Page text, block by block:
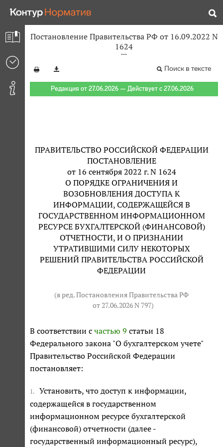
Постановление Правительства РФ от 16.09.2022 N
1624
Поиск в тексте
Редакция от 27.06.2026 — Действует с 27.06.2026
ПРАВИТЕЛЬСТВО РОССИЙСКОЙ ФЕДЕРАЦИИ
ПОСТАНОВЛЕНИЕ
от 16 сентября 2022 г. N 1624
О ПОРЯДКЕ ОГРАНИЧЕНИЯ И
ВОЗОБНОВЛЕНИЯ ДОСТУПА К
ИНФОРМАЦИИ, СОДЕРЖАЩЕЙСЯ В
ГОСУДАРСТВЕННОМ ИНФОРМАЦИОННОМ
РЕСУРСЕ БУХГАЛТЕРСКОЙ (ФИНАНСОВОЙ)
ОТЧЕТНОСТИ, И О ПРИЗНАНИИ
УТРАТИВШИМИ СИЛУ НЕКОТОРЫХ
РЕШЕНИЙ ПРАВИТЕЛЬСТВА РОССИЙСКОЙ
ФЕДЕРАЦИИ
(в ред. Постановления Правительства РФ
от 27.06.2026 N 797)
В соответствии с частью 9 статьи 18
Федерального закона "О бухгалтерском учете"
Правительство Российской Федерации
постановляет:
1.
Установить, что доступ к информации,
содержащейся в государственном
информационном ресурсе бухгалтерской
(финансовой) отчетности (далее -
государственный информационный ресурс),